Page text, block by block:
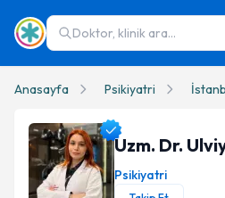
Doktor, klinik ara...
Anasayfa Psikiyatri
Uzm. Dr.
Psikiyatri